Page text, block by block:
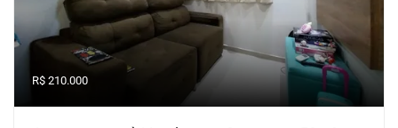
R$ 210.000